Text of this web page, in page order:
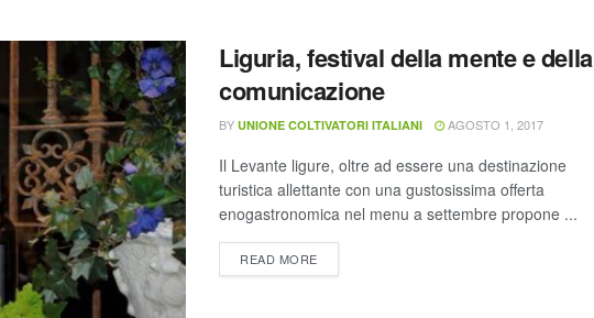
Liguria, festival della mente e della
comunicazione
BY UNIONE COLTIVATORI ITALIANI AGOSTO 1, 2017
Il Levante ligure, oltre ad essere una destinazione
turistica allettante con una gustosissima offerta
enogastronomica nel menu a settembre propone ...
READ MORE